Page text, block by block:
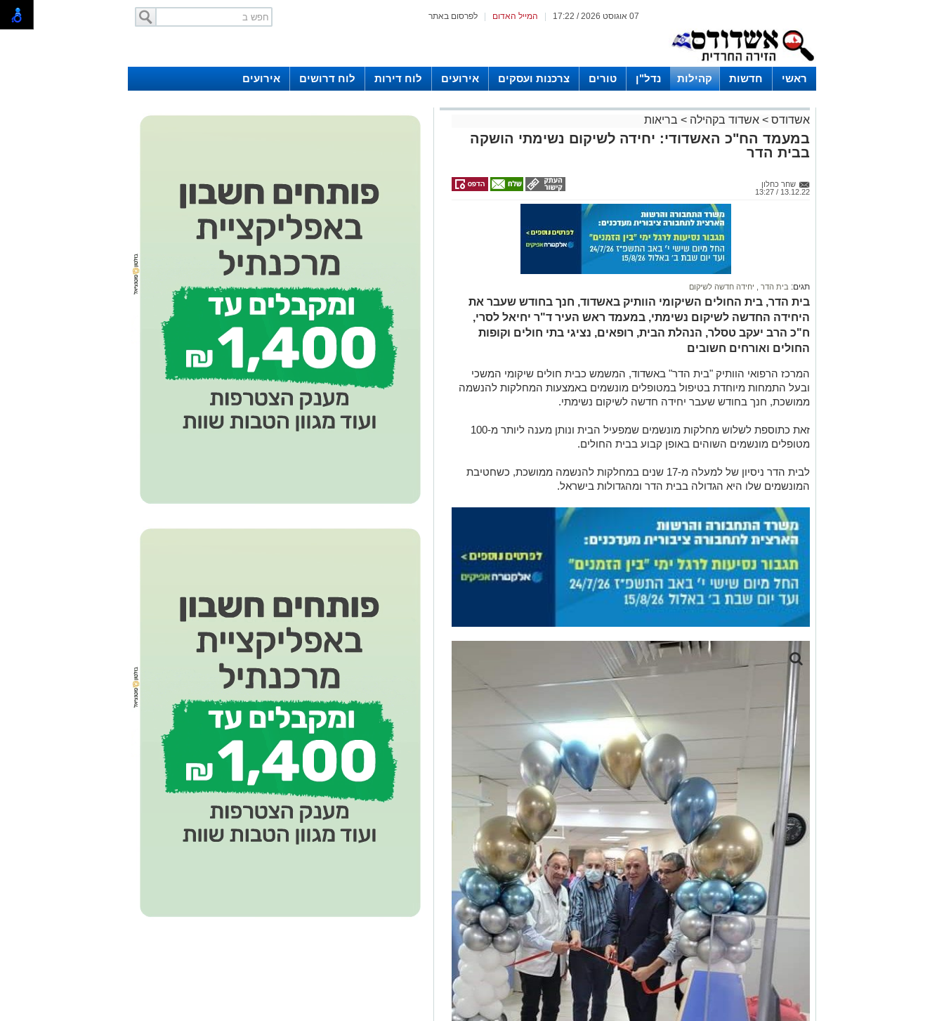
לפרסום באתר המייל האדום 07 אוגוסט 2026 / 17:22
ראשי חדשות קהילות נדל"ן טורים צרכנות ועסקים אירועים לוח דירות לוח דרושים אירועים
אשדודס > אשדוד בקהילה > בריאות
במעמד הח"כ האשדודי: יחידה לשיקום נשימתי הושקה
בבית הדר
שחר כחלון
13.12.22 / 13:27
תגים: בית הדר יחידה חדשה לשיקום
בית הדר, בית החולים השיקומי הוותיק באשדוד, חנך בחודש שעבר את
היחידה החדשה לשיקום נשימתי, במעמד ראש העיר ד"ר יחיאל לסרי,
ח"כ הרב יעקב טסלר, הנהלת הבית, רופאים, נציגי בתי חולים וקופות
החולים ואורחים חשובים
המרכז הרפואי הוותיק "בית הדר" באשדוד, המשמש כבית חולים שיקומי המשכי
ובעל התמחות מיוחדת בטיפול במטופלים מונשמים באמצעות המחלקות להנשמה
ממושכת, חנך בחודש שעבר יחידה חדשה לשיקום נשימתי.
זאת כתוספת לשלוש מחלקות מונשמים שמפעיל הבית ונותן מענה ליותר מ-100
מטופלים מונשמים השוהים באופן קבוע בבית החולים.
לבית הדר ניסיון של למעלה מ-17 שנים במחלקות להנשמה ממושכת, כשחטיבת
המונשמים שלו היא הגדולה בבית הדר ומהגדולות בישראל.